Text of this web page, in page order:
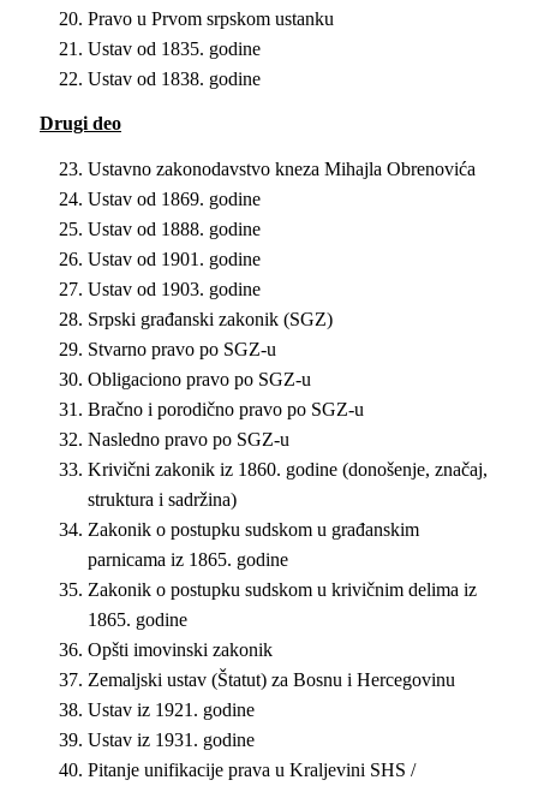
Pravo u Prvom srpskom ustanku
Ustav od 1835. godine
Ustav od 1838. godine
Drugi deo
Ustavno zakonodavstvo kneza Mihajla Obrenovića
Ustav od 1869. godine
Ustav od 1888. godine
Ustav od 1901. godine
Ustav od 1903. godine
Srpski građanski zakonik (SGZ)
Stvarno pravo po SGZ-u
Obligaciono pravo po SGZ-u
Bračno i porodično pravo po SGZ-u
Nasledno pravo po SGZ-u
Krivični zakonik iz 1860. godine (donošenje, značaj,
struktura i sadržina)
Zakonik o postupku sudskom u građanskim
parnicama iz 1865. godine
Zakonik o postupku sudskom u krivičnim delima iz
1865. godine
Opšti imovinski zakonik
Zemalјski ustav (Štatut) za Bosnu i Hercegovinu
Ustav iz 1921. godine
Ustav iz 1931. godine
Pitanje unifikacije prava u Kralјevini SHS /